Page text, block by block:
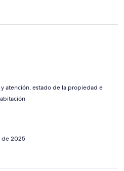
y atención, estado de la propiedad e
de 2025